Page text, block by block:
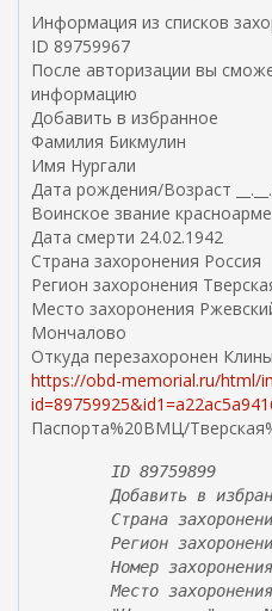
Информация из списков
ID 89759967
После авторизации вы
информацию
Добавить в избранное
Фамилия Бикмулин
Имя Нургали
Дата рождения/Возраст
Воинское звание
Дата смерти 24.02.1942
Страна захоронения Россия
Регион захоронения
Место захоронения
Мончалово
Откуда перезахоронен Клины
https://obd-memorial.ru/html/
Паспорта%20ВМЦ/
ID 89759899
Добавить в
Страна
Регион
Номер
Место